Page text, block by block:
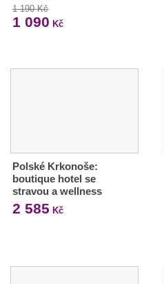
1 190 Kč
1 090 Kč
Polské Krkonoše:
boutique hotel se
stravou a wellness
2 585 Kč